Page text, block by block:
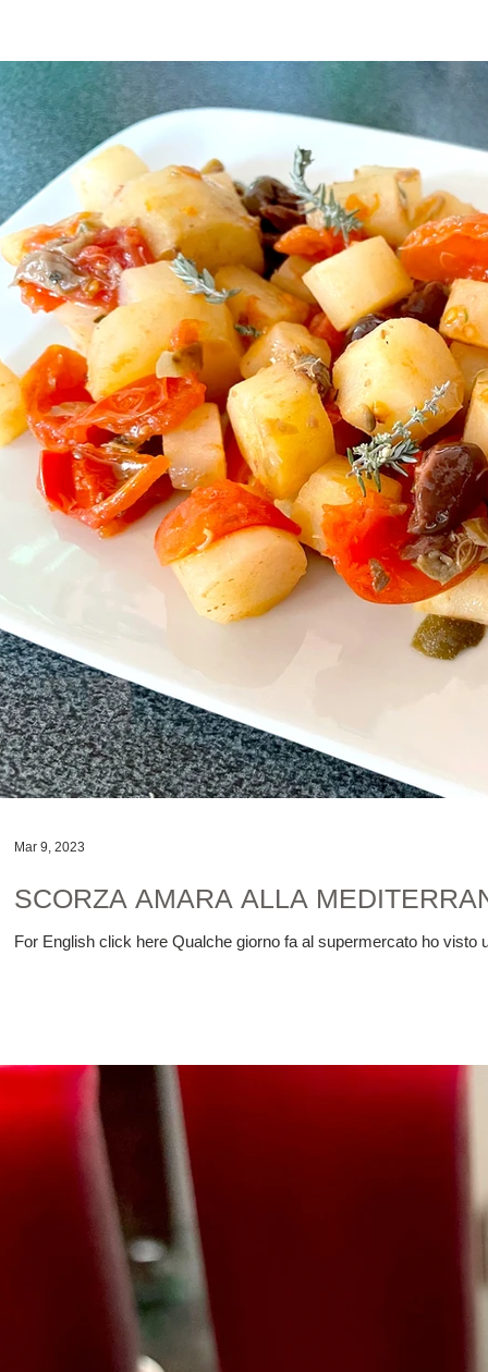
SCORZA AMARA ALLA
For English click here Qualche giorno fa al supermercato ho
Mar 9, 2023